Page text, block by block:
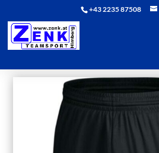
+43 2235 87508